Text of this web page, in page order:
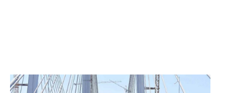
الرئيس عبد الفتاح السيسي يفتتح محور روض الفرج